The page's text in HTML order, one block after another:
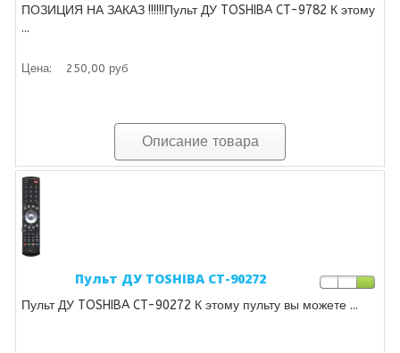
ПОЗИЦИЯ НА ЗАКАЗ !!!!!!Пульт ДУ TOSHIBA CT-9782 К этому
...
Цена: 250,00 руб
Описание товара
Пульт ДУ TOSHIBA CT-90272
Пульт ДУ TOSHIBA CT-90272 К этому пульту вы можете ...